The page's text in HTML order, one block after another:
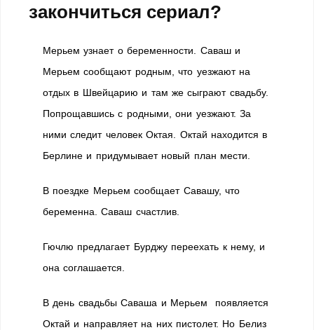
закончиться сериал?
Мерьем узнает о беременности. Саваш и
Мерьем сообщают родным, что уезжают на
отдых в Швейцарию и там же сыграют свадьбу.
Попрощавшись с родными, они уезжают. За
ними следит человек Октая. Октай находится в
Берлине и придумывает новый план мести.
В поездке Мерьем сообщает Савашу, что
беременна. Саваш счастлив.
Гючлю предлагает Бурджу переехать к нему, и
она соглашается.
В день свадьбы Саваша и Мерьем появляется
Октай и направляет на них пистолет. Но Белиз